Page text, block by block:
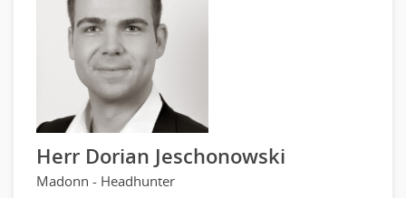
Herr Dorian Jeschonowski
Madonn - Headhunter